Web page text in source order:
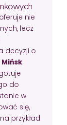
nie
lecz
decyzji o
do
w
się,
przykład